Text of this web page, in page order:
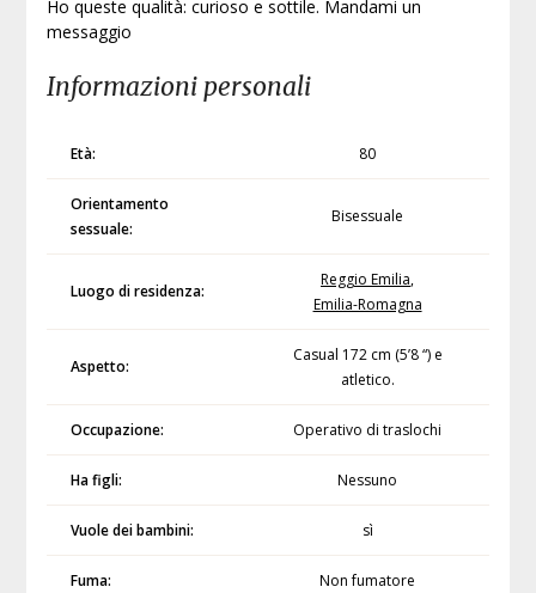
Ho queste qualità: curioso e sottile. Mandami un
messaggio
Informazioni personali
Età: 80
Orientamento
sessuale:
Bisessuale
Luogo di residenza:
Reggio Emilia,
Emilia-Romagna
Aspetto:
Casual 172 cm (5’8 “) e
atletico.
Occupazione: Operativo di traslochi
Ha figli: Nessuno
Vuole dei bambini: sì
Fuma: Non fumatore